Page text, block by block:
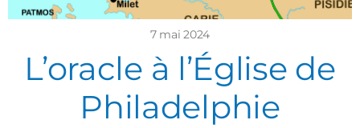
7 mai 2024
L’oracle à l’Église de
Philadelphie